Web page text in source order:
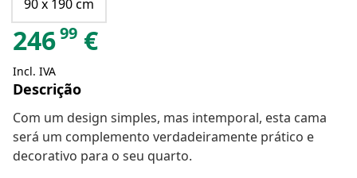
90 x 190 cm
24699 €
Incl. IVA
Descrição
Com um design simples, mas intemporal, esta cama
será um complemento verdadeiramente prático e
decorativo para o seu quarto.